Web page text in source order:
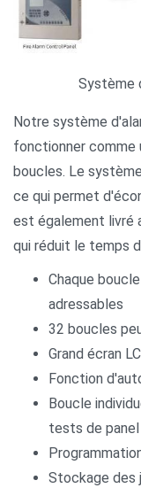
Système
Notre système
fonctionner comme
boucles. Le
ce qui permet
est également livré
qui réduit le temps
Chaque
adressables
32 boucles
Grand écran
Fonction
Boucle
tests de panel
Stockage des